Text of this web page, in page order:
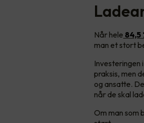
Når hele 84,5
man et stort
praksis, men
og ansatte.
når de skal
Om man som